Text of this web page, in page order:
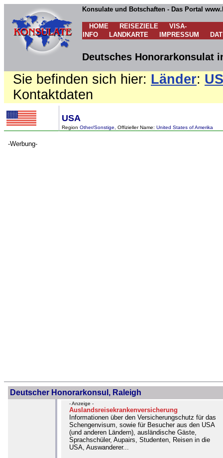
Konsulate und Botschaften - Das Portal
HOME REISEZIELE
VISA-
INFO
LANDKARTE IMPRESSUM
Deutsches Honorarkonsulat
Sie befinden sich hier: Länder:
Kontaktdaten
USA
Region Other/Sonstige , Offizieller Name: United States of Amerika
-Werbung-
Deutscher Honorarkonsul, Raleigh
- Anzeige -
Auslandsreisekrankenversicherung
Informationen über den Versicherungschutz für das
Schengenvisum, sowie für Besucher aus den USA
(und anderen Ländern), ausländische Gäste,
Sprachschüler, Aupairs, Studenten, Reisen in die
USA, Auswanderer...